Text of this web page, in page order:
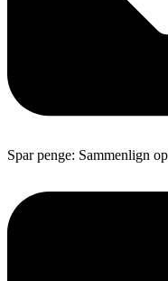
Spar penge: Sammenlign